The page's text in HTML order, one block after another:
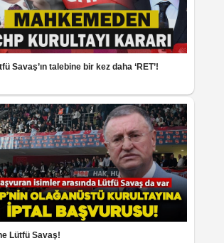
Savaş’ın talebine bir kez daha ‘RET’!
Lütfü Savaş!